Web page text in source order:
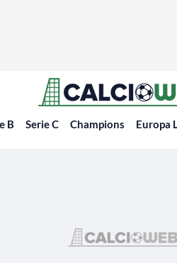
B Serie C Champions Europa